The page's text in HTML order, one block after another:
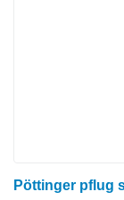
Pöttinger pflug